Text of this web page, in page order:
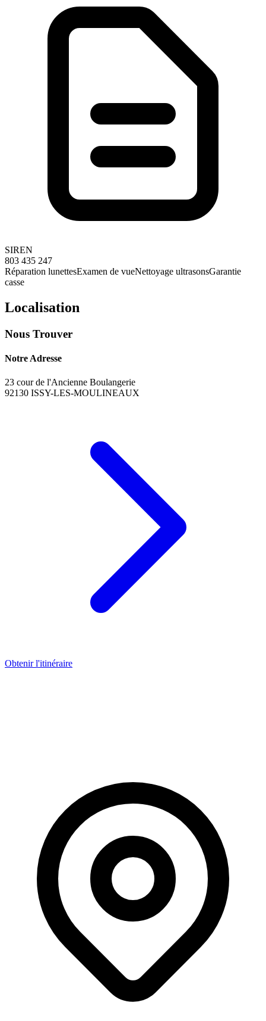
SIREN
803 435 247
Réparation lunettesExamen de vueNettoyage ultrasonsGarantie
casse
Localisation
Nous Trouver
Notre Adresse
23 cour de l'Ancienne Boulangerie
92130 ISSY-LES-MOULINEAUX
Obtenir l'itinéraire